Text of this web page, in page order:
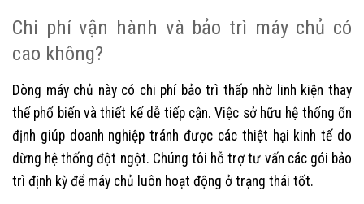
Chi phí vận hành và bảo trì máy chủ có
cao không?
Dòng máy chủ này có chi phí bảo trì thấp nhờ linh kiện thay
thế phổ biến và thiết kế dễ tiếp cận. Việc sở hữu hệ thống ổn
định giúp doanh nghiệp tránh được các thiệt hại kinh tế do
dừng hệ thống đột ngột. Chúng tôi hỗ trợ tư vấn các gói bảo
trì định kỳ để máy chủ luôn hoạt động ở trạng thái tốt.